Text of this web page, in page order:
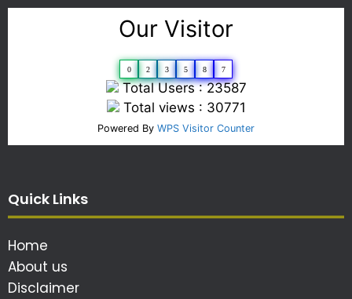
Our Visitor
0 2 3 5 8 7
Total Users : 23587
Total views : 30771
Powered By WPS Visitor Counter
Quick Links
Home
About us
Disclaimer